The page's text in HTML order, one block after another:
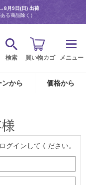
8月9日(日) 出荷
る商品除く）
検索 買い物カゴ メニュー
ンから 価格から
グインしてください。